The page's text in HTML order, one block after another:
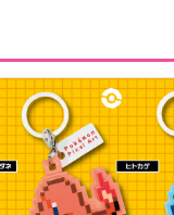
ース
ビジネスのお客